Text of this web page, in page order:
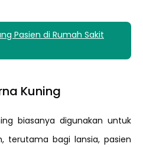
Pasien di Rumah Sakit
Kuning
biasanya digunakan untuk
terutama bagi lansia, pasien